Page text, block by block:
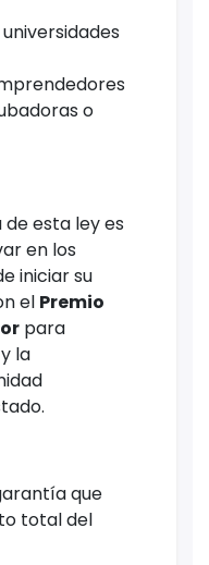
o
esta ley es
en los
iniciar su
el Premio
para
la
que
total del